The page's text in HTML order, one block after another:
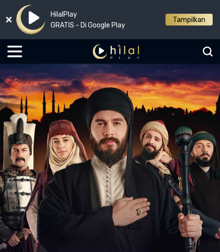
HilalPlay
GRATIS - Di Google Play
Tampilkan